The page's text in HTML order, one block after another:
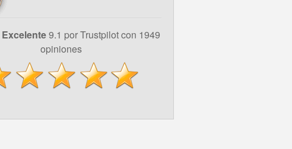
Excelente9.1 por Trustpilot con 1949
opiniones